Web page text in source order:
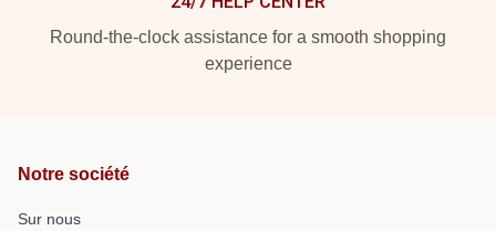
Round-the-clock assistance for a smooth shopping
experience
Notre société
Sur nous